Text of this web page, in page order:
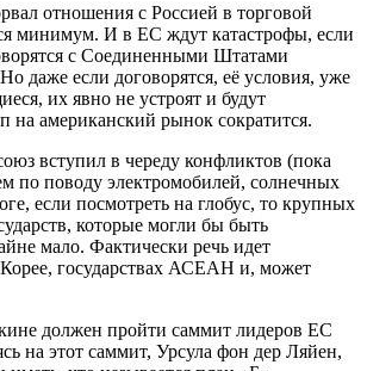
отношения с Россией в торговой
минимум. И в ЕС ждут катастрофы, если
с Соединенными Штатами
даже если договорятся, её условия, уже
их явно не устроят и будут
американский рынок сократится.
вступил в череду конфликтов (пока
по поводу электромобилей, солнечных
если посмотреть на глобус, то крупных
которые могли бы быть
мало. Фактически речь идет
государствах АСЕАН и, может
должен пройти саммит лидеров ЕС
на этот саммит, Урсула фон дер Ляйен,